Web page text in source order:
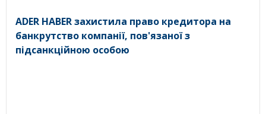
ADER HABER захистила право кредитора на
банкрутство компанії, пов'язаної з
підсанкційною особою